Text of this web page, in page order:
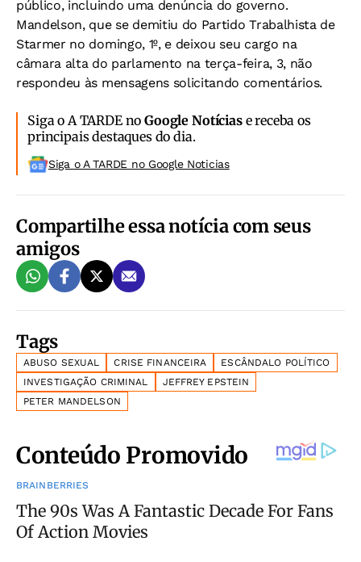
público, incluindo uma denúncia do governo.
Mandelson, que se demitiu do Partido Trabalhista de
Starmer no domingo, 1º, e deixou seu cargo na
câmara alta do parlamento na terça-feira, 3, não
respondeu às mensagens solicitando comentários.
Siga o A TARDE noGoogle Notíciase receba os
principais destaques do dia.
Siga o A TARDE no Google Noticias
Compartilhe essa notícia com seus
amigos
Tags
ABUSO SEXUAL CRISE FINANCEIRA
ESCÂNDALO POLÍTICO
INVESTIGAÇÃO CRIMINAL
JEFFREY EPSTEIN
PETER MANDELSON